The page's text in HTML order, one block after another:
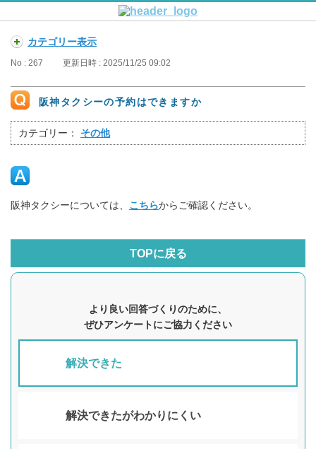
カテゴリー表示
No : 267 更新日時 : 2025/11/25 09:02
阪神タクシーの予約はできますか
カテゴリー： その他
阪神タクシーについては、 こちらからご確認ください。
TOPに戻る
より良い回答づくりのために、
ぜひアンケートにご協力ください
解決できた
解決できたがわかりにくい